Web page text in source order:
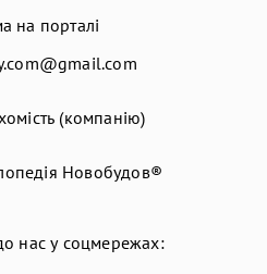
на порталі
(компанію)
Новобудов®
нас у соцмережах: